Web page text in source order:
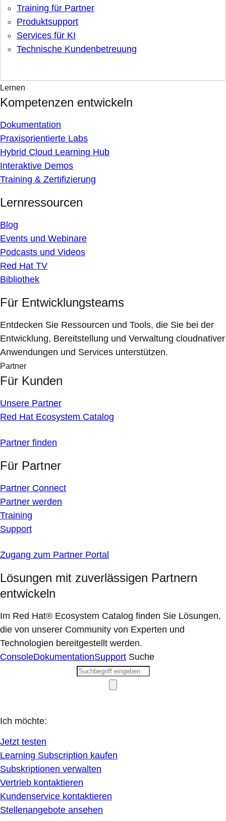
Training für Partner
Produktsupport
Services für KI
Technische Kundenbetreuung
Lernen
Kompetenzen entwickeln
Dokumentation
Praxisorientierte Labs
Hybrid Cloud Learning Hub
Interaktive Demos
Training & Zertifizierung
Lernressourcen
Blog
Events und Webinare
Podcasts und Videos
Red Hat TV
Bibliothek
Für Entwicklungsteams
Entdecken Sie Ressourcen und Tools, die Sie bei der
Entwicklung, Bereitstellung und Verwaltung cloudnativer
Anwendungen und Services unterstützen.
Partner
Für Kunden
Unsere Partner
Red Hat Ecosystem Catalog
Partner finden
Für Partner
Partner Connect
Partner werden
Training
Support
Zugang zum Partner Portal
Lösungen mit zuverlässigen Partnern
entwickeln
Im Red Hat® Ecosystem Catalog finden Sie Lösungen,
die von unserer Community von Experten und
Technologien bereitgestellt werden.
ConsoleDokumentationSupport Suche
Ich möchte:
Jetzt testen
Learning Subscription kaufen
Subskriptionen verwalten
Vertrieb kontaktieren
Kundenservice kontaktieren
Stellenangebote ansehen